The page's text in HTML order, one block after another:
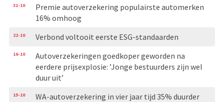
31-10
Premie autoverzekering populairste automerken
16% omhoog
22-10 Verbond voltooit eerste ESG-standaarden
16-10
Autoverzekeringen goedkoper geworden na
eerdere prijsexplosie: ’Jonge bestuurders zijn wel
duur uit’
15-10 WA-autoverzekering in vier jaar tijd 35% duurder